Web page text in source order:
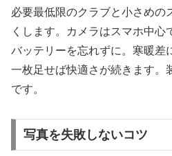
必要最低限のクラブと小さめの
くします。カメラはスマホ中心
バッテリーを忘れずに。寒暖差
一枚足せば快適さが続きます。
です。
写真を失敗しないコツ